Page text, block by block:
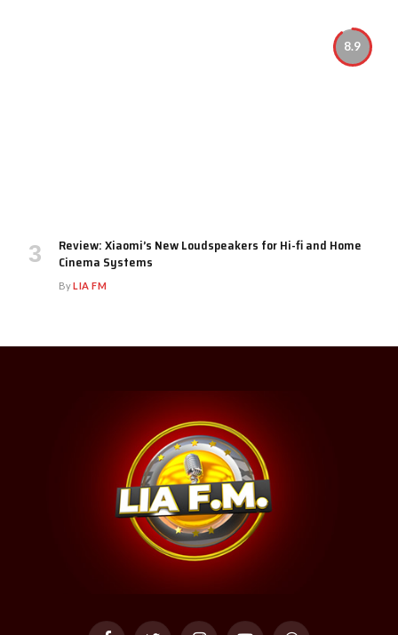
8.9
Review: Xiaomi’s New Loudspeakers for Hi-fi and Home
Cinema Systems
ByLIA FM